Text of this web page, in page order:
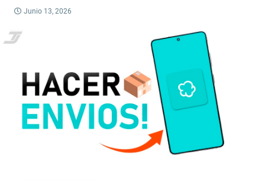
Junio 13, 2026